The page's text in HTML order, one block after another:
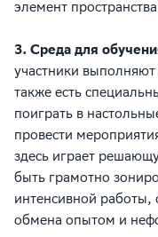
элемент
3. Среда для
участники
также есть
поиграть в
провести
здесь играет
быть грамотно
интенсивной работы,
обмена опытом и